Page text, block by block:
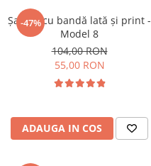
-47%
Șalvari cu bandă lată și print -
Model 8
104,00 RON
55,00 RON
ADAUGA IN COS